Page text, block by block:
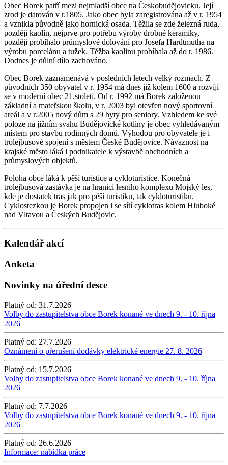
Obec Borek patří mezi nejmladší obce na Českobudějovicku. Její
zrod je datován v r.1805. Jako obec byla zaregistrována až v r. 1954
a vznikla původně jako hornická osada. Těžila se zde železná ruda,
později kaolín, nejprve pro potřebu výroby drobné keramiky,
později probíhalo průmyslové dolování pro Josefa Hardtmutha na
výrobu porcelánu a tužek. Těžba kaolinu probíhala až do r. 1986.
Dodnes je důlní dílo zachováno.
Obec Borek zaznamenává v posledních letech velký rozmach. Z
původních 350 obyvatel v r. 1954 má dnes již kolem 1600 a rozvíjí
se v moderní obec 21.století. Od r. 1992 má Borek založenou
základní a mateřskou školu, v r. 2003 byl otevřen nový sportovní
areál a v r.2005 nový dům s 29 byty pro seniory. Vzhledem ke své
poloze na jižním svahu Budějovické kotliny je obec vyhledávaným
místem pro stavbu rodinných domů. Výhodou pro obyvatele je i
trolejbusové spojení s městem České Budějovice. Návaznost na
krajské město láká i podnikatele k výstavbě obchodních a
průmyslových objektů.
Poloha obce láká k pěší turistice a cykloturistice. Konečná
trolejbusová zastávka je na hranici lesního komplexu Mojský les,
kde je dostatek tras jak pro pěší turistiku, tak cykloturistiku.
Cyklostezkou je Borek propojen i se sítí cyklotras kolem Hluboké
nad Vltavou a Českých Budějovic.
Kalendář akcí
Anketa
Novinky na úřední desce
Platný od: 31.7.2026
Volby do zastupitelstva obce Borek konané ve dnech 9. - 10. října
2026
Platný od: 27.7.2026
Oznámení o přerušení dodávky elektrické energie 27. 8. 2026
Platný od: 15.7.2026
Volby do zastupitelstva obce Borek konané ve dnech 9. - 10. října
2026
Platný od: 7.7.2026
Volby do zastupitelstva obce Borek konané ve dnech 9. - 10. října
2026
Platný od: 26.6.2026
Informace: nabídka práce